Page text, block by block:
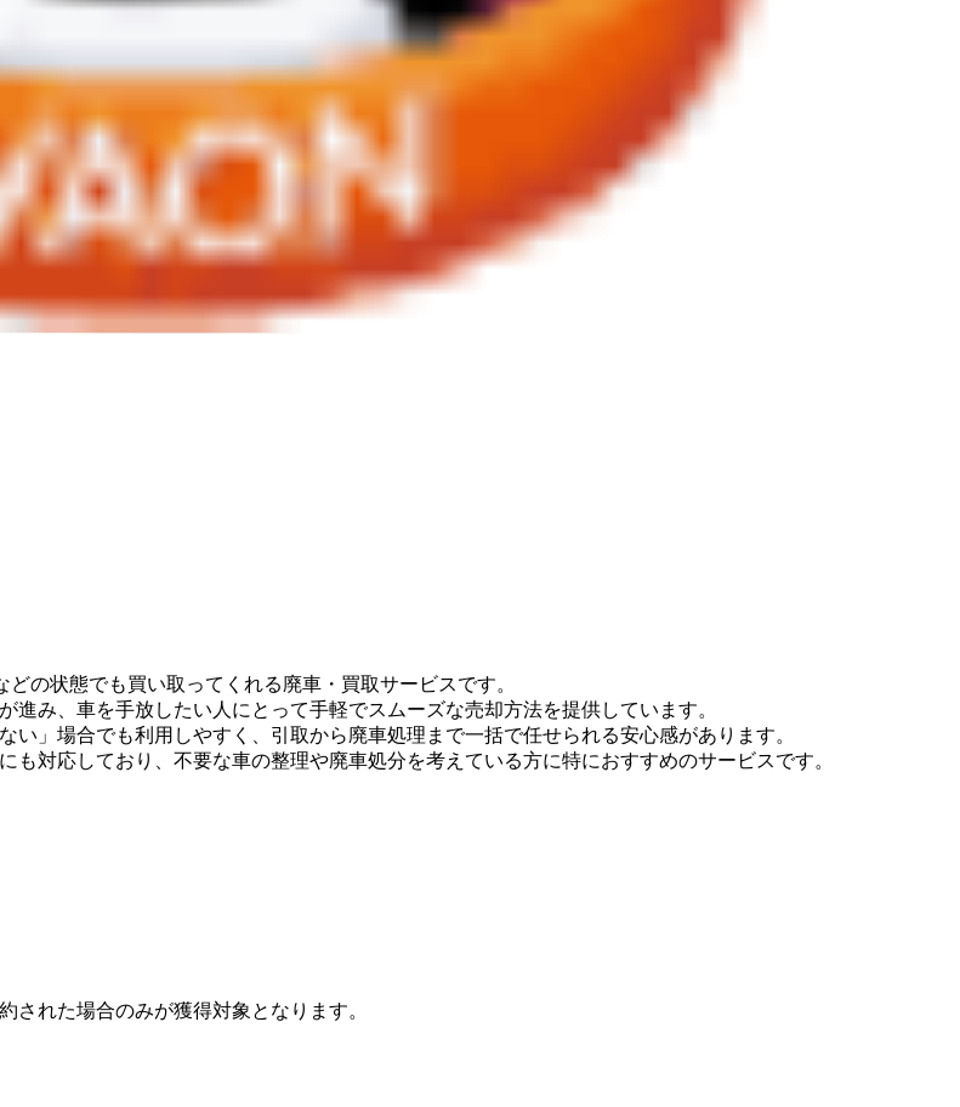
の状態でも買い取ってくれる廃車・買取サービスです。
み、車を手放したい人にとって手軽でスムーズな売却方法を提供しています。
」場合でも利用しやすく、引取から廃車処理まで一括で任せられる安心感があります。
対応しており、不要な車の整理や廃車処分を考えている方に特におすすめのサービスです。
された場合のみが獲得対象となります。